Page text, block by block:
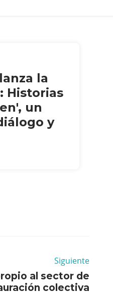
la
Historias
un
y
Siguiente
al sector de
colectiva